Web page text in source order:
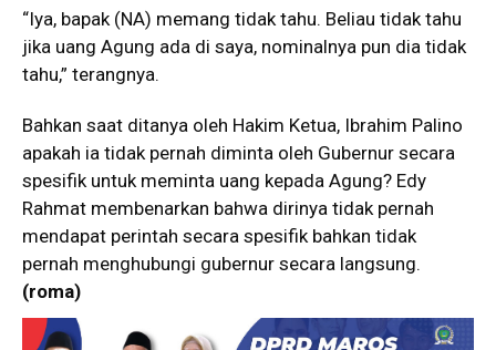
“Iya, bapak (NA) memang tidak tahu. Beliau tidak tahu
jika uang Agung ada di saya, nominalnya pun dia tidak
tahu,” terangnya.
Bahkan saat ditanya oleh Hakim Ketua, Ibrahim Palino
apakah ia tidak pernah diminta oleh Gubernur secara
spesifik untuk meminta uang kepada Agung? Edy
Rahmat membenarkan bahwa dirinya tidak pernah
mendapat perintah secara spesifik bahkan tidak
pernah menghubungi gubernur secara langsung.
(roma)